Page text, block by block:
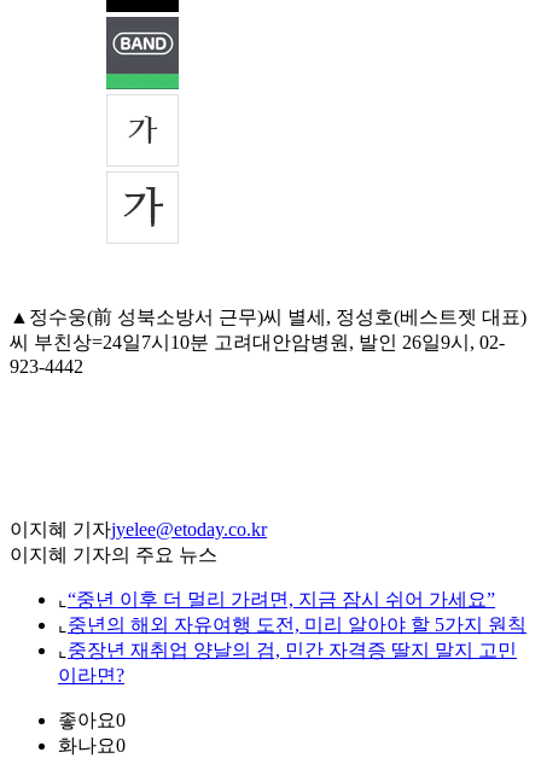
▲정수웅(前 성북소방서 근무)씨 별세, 정성호(베스트젯 대표)
씨 부친상=24일7시10분 고려대안암병원, 발인 26일9시, 02-
923-4442
이지혜 기자jyelee@etoday.co.kr
이지혜 기자의 주요 뉴스
⌞ “중년 이후 더 멀리 가려면, 지금 잠시 쉬어 가세요”
⌞ 중년의 해외 자유여행 도전, 미리 알아야 할 5가지 원칙
⌞ 중장년 재취업 양날의 검, 민간 자격증 딸지 말지 고민
이라면?
좋아요0
화나요0